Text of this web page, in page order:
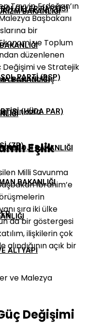
PARTISI
PARTI (DSP)
(HÜDA PAR)
(ZP)
BAKANLIĞI
BAKANLIĞI
BAKANLIĞI
BAKANLIĞI
ALTYAPI
Tayyip Erdoğan’ın
Başbakanı
bir
ve Toplum
düzenlenen
Değişimi ve Stratejik
arasındaki iş
Eşlik
Milli Savunma
İbrahim’e
sıra iki ülke
da bir göstergesi
ilişkilerin çok
açık bir
Değişimi